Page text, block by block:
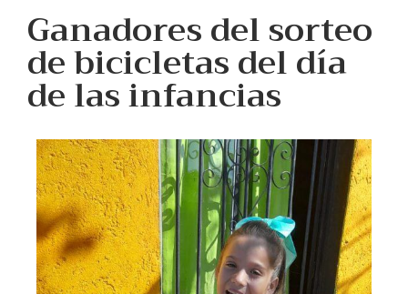
Ganadores del sorteo
de bicicletas del día
de las infancias